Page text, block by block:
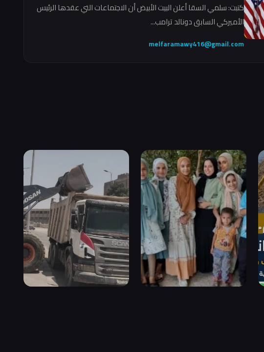
كتبت: سلمي السقا أعلن البيت الأبيض أن الاجتماعات التي عقدها الرئيس
الأميركي السابق دونالد ترامب...
melfaramawy416@gmail.com